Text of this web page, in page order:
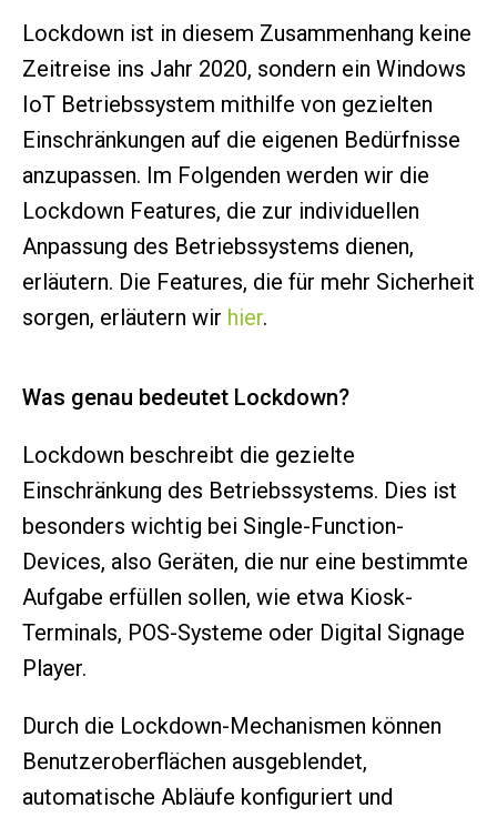
Lockdown ist in diesem Zusammenhang keine
Zeitreise ins Jahr 2020, sondern ein Windows
IoT Betriebssystem mithilfe von gezielten
Einschränkungen auf die eigenen Bedürfnisse
anzupassen. Im Folgenden werden wir die
Lockdown Features, die zur individuellen
Anpassung des Betriebssystems dienen,
erläutern. Die Features, die für mehr Sicherheit
sorgen, erläutern wir hier.
Was genau bedeutet Lockdown?
Lockdown beschreibt die gezielte
Einschränkung des Betriebssystems. Dies ist
besonders wichtig bei Single-Function-
Devices, also Geräten, die nur eine bestimmte
Aufgabe erfüllen sollen, wie etwa Kiosk-
Terminals, POS-Systeme oder Digital Signage
Player.
Durch die Lockdown-Mechanismen können
Benutzeroberflächen ausgeblendet,
automatische Abläufe konfiguriert und